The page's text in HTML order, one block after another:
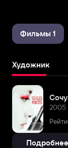
Фильмы 1
Художник
2005
Подробнее